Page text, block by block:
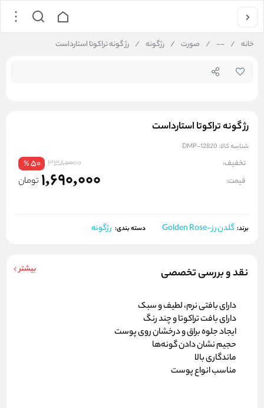
خانه /
--
/ صورت / رژگونه / رژ گونه تراکوتا استارداست
رژ گونه تراکوتا استارداست
شناسه کالا: DMP-12820
تخفیف: 3380000
50
%
قیمت: 1,690,000 تومان
برند: گلدن رز-Golden Rose دسته بندی: رژگونه
نقد و بررسی تخصصی بیشتر
دارای بافتی نرم، لطیف و سبک
دارای بافت تراکوتا و چند رنگ
ایجاد جلوه براق و درخشان روی پوست
حجیم نشان دادن گونه‌ها
ماندگاری بالا
مناسب انواع پوست